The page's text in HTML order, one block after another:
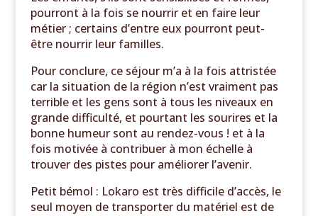
pourront à la fois se nourrir et en faire leur
métier ; certains d’entre eux pourront peut-
être nourrir leur familles.
Pour conclure, ce séjour m’a à la fois attristée
car la situation de la région n’est vraiment pas
terrible et les gens sont à tous les niveaux en
grande difficulté, et pourtant les sourires et la
bonne humeur sont au rendez-vous ! et à la
fois motivée à contribuer à mon échelle à
trouver des pistes pour améliorer l’avenir.
Petit bémol : Lokaro est très difficile d’accès, le
seul moyen de transporter du matériel est de